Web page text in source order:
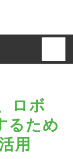
ロボ
るため
用